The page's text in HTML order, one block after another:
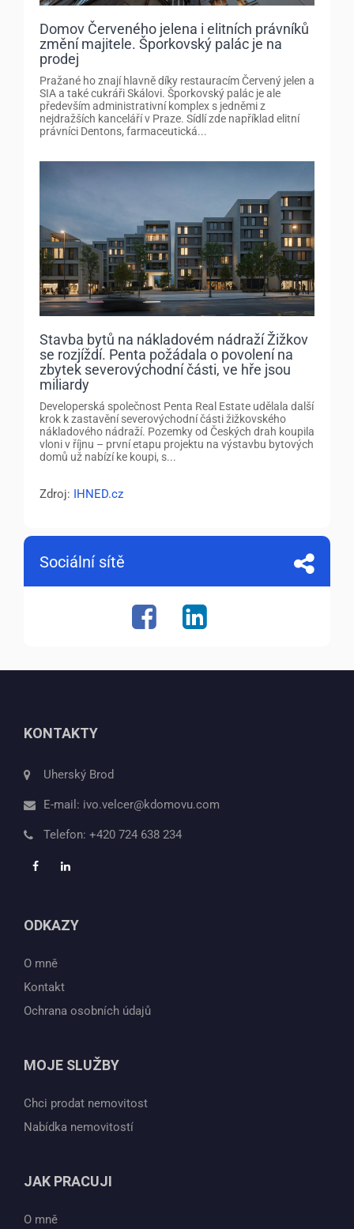
Domov Červeného jelena i elitních právníků
změní majitele. Šporkovský palác je na
prodej
Pražané ho znají hlavně díky restauracím Červený jelen a
SIA a také cukráři Skálovi. Šporkovský palác je ale
především administrativní komplex s jedněmi z
nejdražších kanceláří v Praze. Sídlí zde například elitní
právníci Dentons, farmaceutická...
Stavba bytů na nákladovém nádraží Žižkov
se rozjíždí. Penta požádala o povolení na
zbytek severovýchodní části, ve hře jsou
miliardy
Developerská společnost Penta Real Estate udělala další
krok k zastavění severovýchodní části žižkovského
nákladového nádraží. Pozemky od Českých drah koupila
vloni v říjnu – první etapu projektu na výstavbu bytových
domů už nabízí ke koupi, s...
Zdroj: IHNED.cz
Sociální sítě
KONTAKTY
Uherský Brod
E-mail: ivo.velcer@kdomovu.com
Telefon: +420 724 638 234
ODKAZY
O mně
Kontakt
Ochrana osobních údajů
MOJE SLUŽBY
Chci prodat nemovitost
Nabídka nemovitostí
JAK PRACUJI
O mně